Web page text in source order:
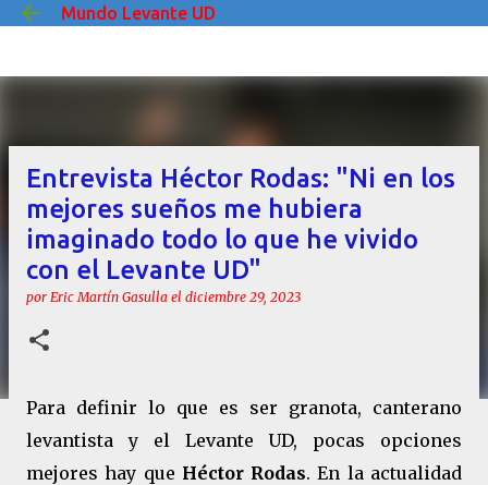
Ir al contenido principal
Mundo Levante UD
Entrevista Héctor Rodas: "Ni en los
mejores sueños me hubiera
imaginado todo lo que he vivido
con el Levante UD"
por Eric Martín Gasulla el diciembre 29, 2023
Para definir lo que es ser granota, canterano
levantista y el Levante UD, pocas opciones
mejores hay que Héctor Rodas. En la actualidad